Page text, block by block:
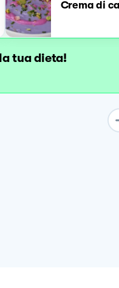
Crema di
tua dieta!